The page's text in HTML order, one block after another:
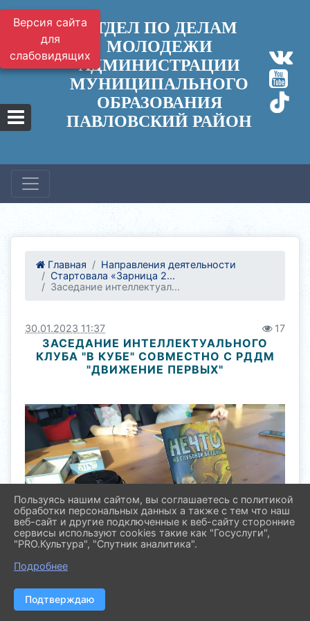
Версия сайта
для
слабовидящих
ОТДЕЛ ПО ДЕЛАМ
МОЛОДЕЖИ
АДМИНИСТРАЦИИ
МУНИЦИПАЛЬНОГО
ОБРАЗОВАНИЯ
ПАВЛОВСКИЙ РАЙОН
Главная
Направления деятельности
Стартовала «Зарница 2...
Заседание интеллектуал...
30.01.2023 11:37 17
ЗАСЕДАНИЕ ИНТЕЛЛЕКТУАЛЬНОГО
КЛУБА "В КУБЕ" СОВМЕСТНО С РДДМ
"ДВИЖЕНИЕ ПЕРВЫХ"
Пользуясь нашим сайтом, вы соглашаетесь с политикой
обработки персональных данных а также с тем что наш
веб-сайт и другие подключенные к веб-сайту сторонние
сервисы используют cookies такие как "Госуслуги",
"PRO.Культура", "Спутник аналитика".
Подробнее
Подтверждаю